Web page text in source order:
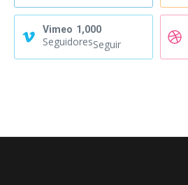
Vimeo 1,000
SeguidoresSeguir